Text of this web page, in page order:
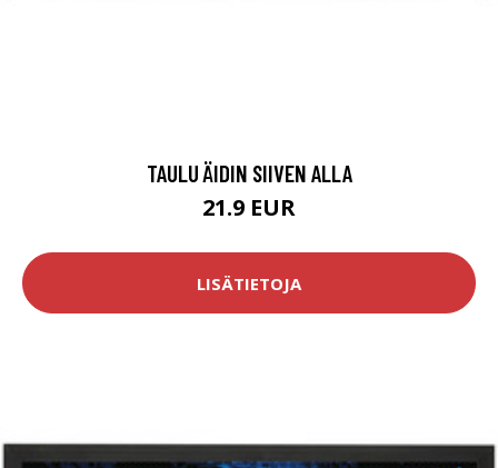
TAULU ÄIDIN SIIVEN ALLA
21.9 EUR
LISÄTIETOJA